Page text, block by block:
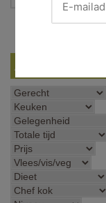
Filter